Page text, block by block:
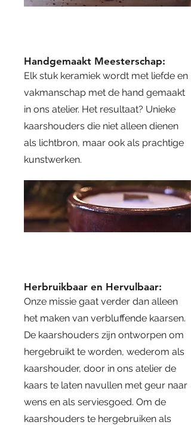
Handgemaakt Meesterschap:
Elk stuk keramiek wordt met liefde en
vakmanschap met de hand gemaakt
in ons atelier. Het resultaat? Unieke
kaarshouders die niet alleen dienen
als lichtbron, maar ook als prachtige
kunstwerken.
Herbruikbaar en Hervulbaar:
Onze missie gaat verder dan alleen
het maken van verbluffende kaarsen.
De kaarshouders zijn ontworpen om
hergebruikt te worden, wederom als
kaarshouder, door in ons atelier de
kaars te laten navullen met geur naar
wens en als serviesgoed. Om de
kaarshouders te hergebruiken als